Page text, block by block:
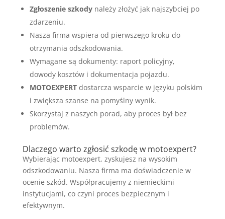
Zgłoszenie szkodynależy złożyć jak najszybciej po
zdarzeniu.
Nasza firma wspiera od pierwszego kroku do
otrzymania odszkodowania.
Wymagane są dokumenty: raport policyjny,
dowody kosztów i dokumentacja pojazdu.
MOTOEXPERTdostarcza wsparcie w języku polskim
i zwiększa szanse na pomyślny wynik.
Skorzystaj z naszych porad, aby proces był bez
problemów.
Dlaczego warto zgłosić szkodę w motoexpert?
Wybierając motoexpert, zyskujesz na wysokim
odszkodowaniu. Nasza firma ma doświadczenie w
ocenie szkód. Współpracujemy z niemieckimi
instytucjami, co czyni proces bezpiecznym i
efektywnym.